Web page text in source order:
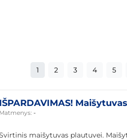
1 2 3 4 5
IŠPARDAVIMAS!
Matmenys: -
maišytuvas plautuvei.